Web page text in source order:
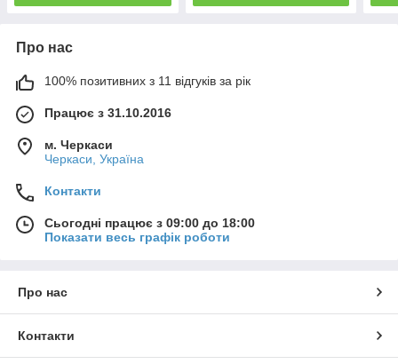
Про нас
100% позитивних з 11 відгуків за рік
Працює з 31.10.2016
м. Черкаси
Черкаси, Україна
Контакти
Сьогодні працює з 09:00 до 18:00
Показати весь графік роботи
Про нас
Контакти